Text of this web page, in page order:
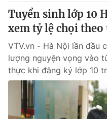
Chuyên mục
Chính trị
Xã hội
Pháp luật
Y tế
Tuyển sinh lớp 10
xem tỷ lệ chọi
VTV.vn - Hà Nội lần đầu
lượng nguyện vọng vào
thực khi đăng ký lớp 10